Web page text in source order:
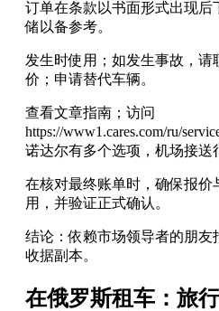
订单在条款以书面形式出现后
储以备参考。
发生时使用；如发生事故，请
价；申请替代车辆。
查看文章指南；访问
https://www1.cares.com/ru/
诺达尔有多个选项，机场接送
在核对最终账单时，确保报价
用，并验证正式确认。
结论：依赖市场领导者的朋友
收据副本。
在俄罗斯租车：旅